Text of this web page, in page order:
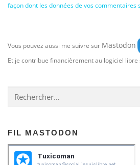
façon dont les données de vos commentaires
Vous pouvez aussi me suivre sur Mastodon
Et je contribue financièrement au logiciel libre
FIL MASTODON